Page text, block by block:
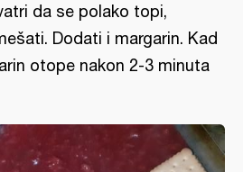
da se polako topi,
Dodati i margarin. Kad
otope nakon 2-3 minuta